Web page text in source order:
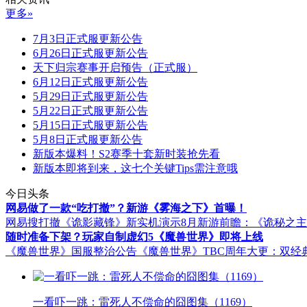
更多»
7月3日正式服更新公告
6月26日正式服更新公告
天下归宗赛事开启预告（正式服）
6月12日正式服更新公告
5月29日正式服更新公告
5月22日正式服更新公告
5月15日正式服更新公告
5月8日正式服更新公告
新版本爆料！S2赛季十套新时装抢先看
新版本即将到来，这七个关键Tips需注意哦
今日头条
网易做了一款“吃打撤”？新游《雾海之下》首曝！
网易搜打撤《诡影藏锋》新实机演示8月新游前瞻：《诡秘之
随时准备下架？玩家自制虚幻5《魔兽世界》即将上线
《魔兽世界》国服整治公告 《魔兽世界》TBC周年大更：双经
一看吓一跳：雷死人不偿命的囧图集（1169）